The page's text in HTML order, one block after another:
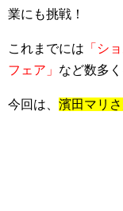
業にも挑戦！
これまでには 「シ
フェア」 など数多
今回は、 濱田マリ